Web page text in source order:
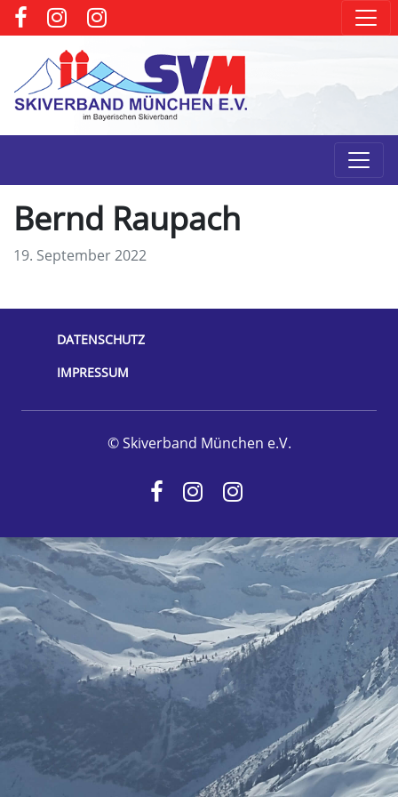
Bernd Raupach
19. September 2022
DATENSCHUTZ
IMPRESSUM
© Skiverband München e.V.